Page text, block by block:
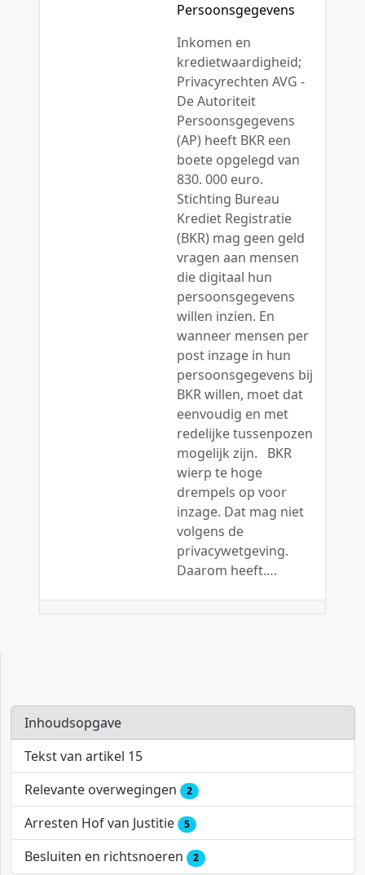
Persoonsgegevens
Inkomen en
kredietwaardigheid;
Privacyrechten AVG -
De Autoriteit
Persoonsgegevens
(AP) heeft BKR een
boete opgelegd van
830. 000 euro.
Stichting Bureau
Krediet Registratie
(BKR) mag geen geld
vragen aan mensen
die digitaal hun
persoonsgegevens
willen inzien. En
wanneer mensen per
post inzage in hun
persoonsgegevens bij
BKR willen, moet dat
eenvoudig en met
redelijke tussenpozen
mogelijk zijn. BKR
wierp te hoge
drempels op voor
inzage. Dat mag niet
volgens de
privacywetgeving.
Daarom heeft….
Inhoudsopgave
Tekst van artikel 15
Relevante overwegingen
2
Arresten Hof van Justitie 5
Besluiten en richtsnoeren 2